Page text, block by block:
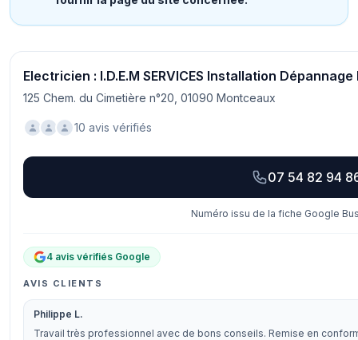
Electricien : I.D.E.M SERVICES Installation
125 Chem. du Cimetière n°20, 01090 Montceaux
10 avis vérifiés
07 54 82 94
Numéro issu de la fiche Google
4 avis vérifiés Google
AVIS CLIENTS
Philippe L.
Travail très professionnel avec de bons conseils. Remise en